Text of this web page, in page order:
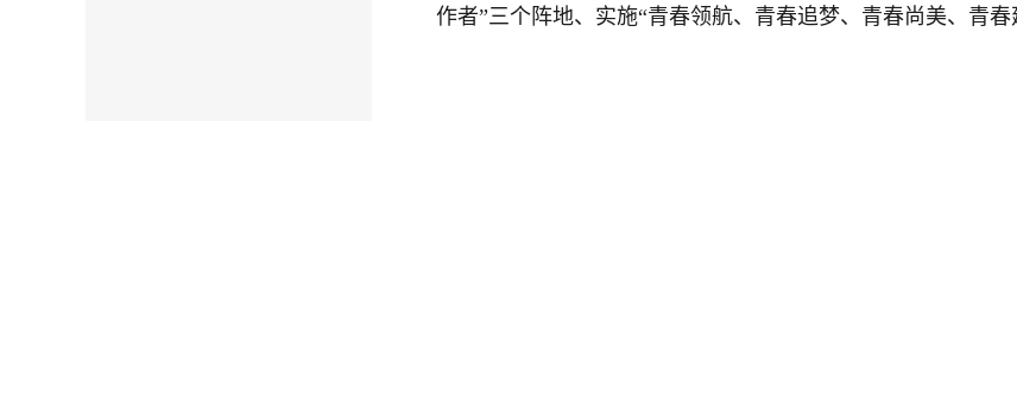
作者”三个阵地、实施“青春领航、青春追梦、青春尚美、青春